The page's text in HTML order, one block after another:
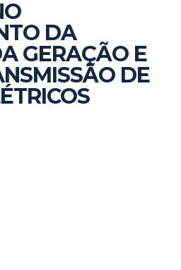
DA
GERAÇÃO E
DE